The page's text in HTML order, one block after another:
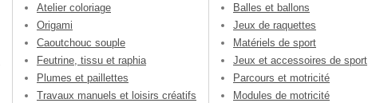
Atelier coloriage
Origami
Caoutchouc souple
Feutrine, tissu et raphia
Plumes et paillettes
Travaux manuels et loisirs créatifs
Balles et ballons
Jeux de raquettes
Matériels de sport
Jeux et accessoires de sport
Parcours et motricité
Modules de motricité